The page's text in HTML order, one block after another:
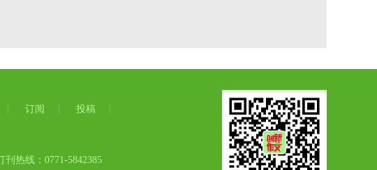
订阅 投稿
热线：0771-5842385